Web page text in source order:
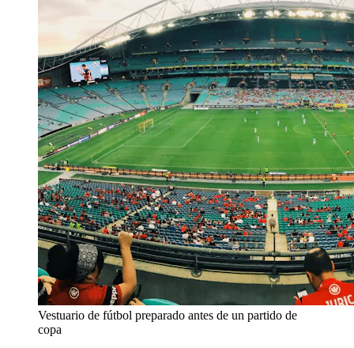
Vestuario de fútbol preparado antes de un partido de
copa